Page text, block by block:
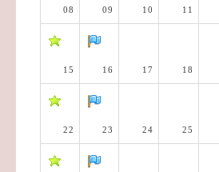
08 09 10 11
15 16 17 18
22 23 24 25